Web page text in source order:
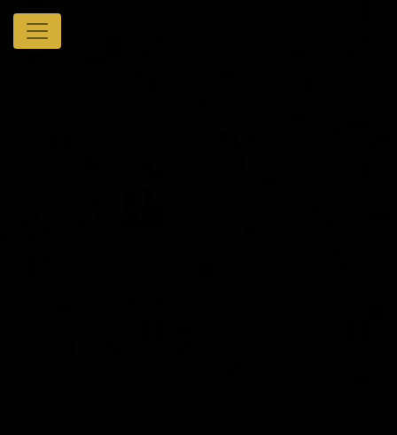
Panneau de gestion des cookies